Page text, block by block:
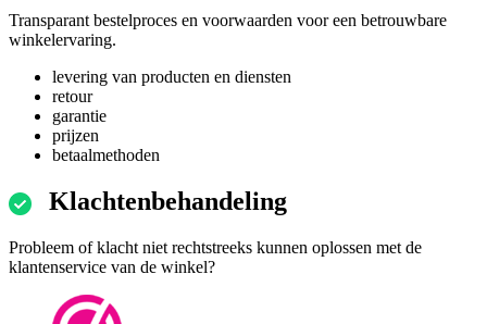
Transparant bestelproces en voorwaarden voor een betrouwbare
winkelervaring.
levering van producten en diensten
retour
garantie
prijzen
betaalmethoden
Klachtenbehandeling
Probleem of klacht niet rechtstreeks kunnen oplossen met de
klantenservice van de winkel?